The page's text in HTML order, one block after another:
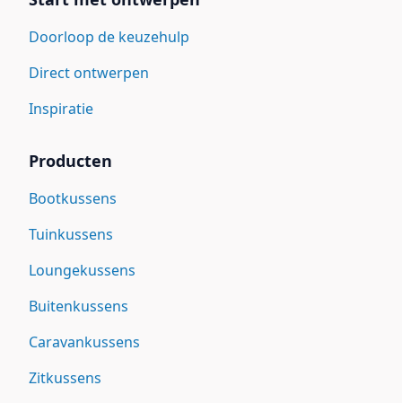
Doorloop de keuzehulp
Direct ontwerpen
Inspiratie
Producten
Bootkussens
Tuinkussens
Loungekussens
Buitenkussens
Caravankussens
Zitkussens